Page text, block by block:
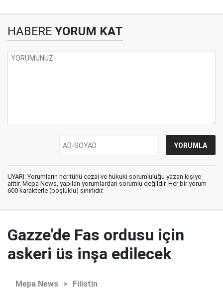
HABERE YORUM KAT
UYARI: Yorumların her türlü cezai ve hukuki sorumluluğu yazan kişiye
aittir. Mepa News, yapılan yorumlardan sorumlu değildir. Her bir yorum
600 karakterle (boşluklu) sınırlıdır.
Gazze'de Fas ordusu için
askeri üs inşa edilecek
Mepa News > Filistin